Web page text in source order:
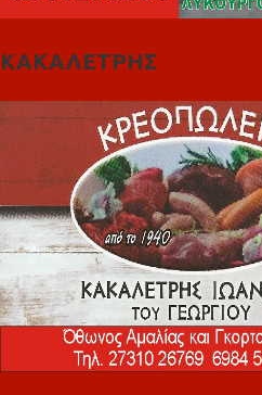
ΚΑΚΑΛΕΤΡΗΣ